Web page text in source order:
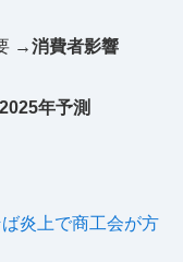
→消費者影響
年予測
炎上で商工会が方